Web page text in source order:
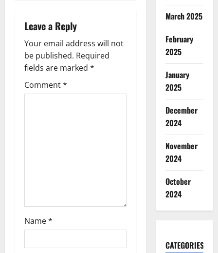
v
i
g
a
Leave a Reply
Your email address will not
be published. Required
fields are marked *
Comment*
Name*
March 2025
February
2025
January
2025
December
2024
November
2024
October
2024
CATEGORIES